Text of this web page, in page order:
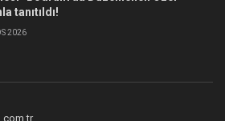
tanıtıldı!
2026